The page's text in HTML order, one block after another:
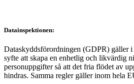
Datainspektionen:
Dataskyddsförordningen (GDPR) gäller
syfte att skapa en enhetlig och likvärdig
personuppgifter så att det fria flödet av
hindras. Samma regler gäller inom hela